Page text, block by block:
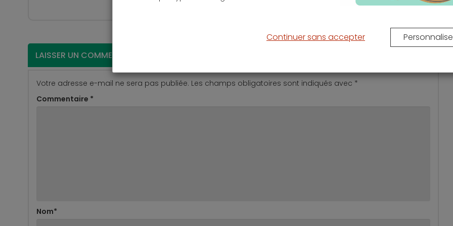
LAISSER UN COMMENTAIRE
Votre adresse e-mail ne sera pas publiée. Les champs obligatoires sont indiqués avec *
Commentaire *
Nom*
Continuer sans accepter